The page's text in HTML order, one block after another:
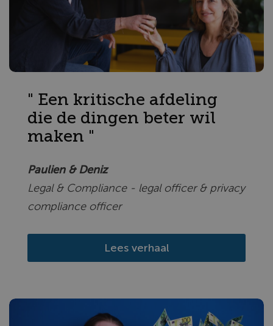
" Een kritische afdeling
die de dingen beter wil
maken "
Paulien & Deniz
Legal & Compliance - legal officer & privacy
compliance officer
Lees verhaal